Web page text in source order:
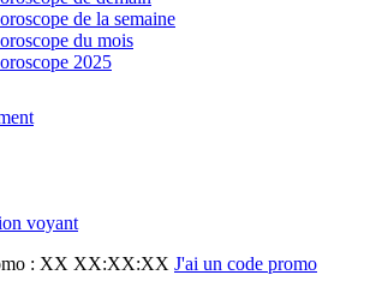
de la semaine
du mois
2025
voyant
: XX XX:XX:XX J'ai un code promo